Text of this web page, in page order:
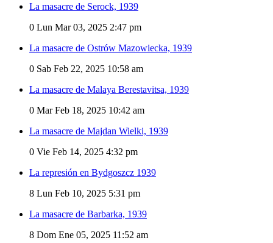
La masacre de Serock, 1939
0 Lun Mar 03, 2025 2:47 pm
La masacre de Ostrów Mazowiecka, 1939
0 Sab Feb 22, 2025 10:58 am
La masacre de Malaya Berestavitsa, 1939
0 Mar Feb 18, 2025 10:42 am
La masacre de Majdan Wielki, 1939
0 Vie Feb 14, 2025 4:32 pm
La represión en Bydgoszcz 1939
8 Lun Feb 10, 2025 5:31 pm
La masacre de Barbarka, 1939
8 Dom Ene 05, 2025 11:52 am